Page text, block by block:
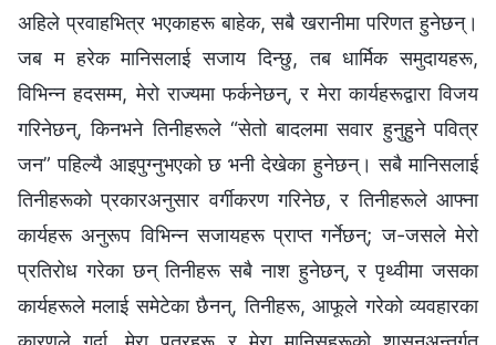
अहिले प्रवाहभित्र भएकाहरू बाहेक, सबै खरानीमा परिणत हुनेछन्।
जब म हरेक मानिसलाई सजाय दिन्छु, तब धार्मिक समुदायहरू,
विभिन्न हदसम्म, मेरो राज्यमा फर्कनेछन्, र मेरा कार्यहरूद्वारा विजय
गरिनेछन्, किनभने तिनीहरूले “सेतो बादलमा सवार हुनुहुने पवित्र
जन” पहिल्यै आइपुग्नुभएको छ भनी देखेका हुनेछन्। सबै मानिसलाई
तिनीहरूको प्रकारअनुसार वर्गीकरण गरिनेछ, र तिनीहरूले आफ्ना
कार्यहरू अनुरूप विभिन्न सजायहरू प्राप्त गर्नेछन्; ज-जसले मेरो
प्रतिरोध गरेका छन् तिनीहरू सबै नाश हुनेछन्, र पृथ्वीमा जसका
कार्यहरूले मलाई समेटेका छैनन्, तिनीहरू, आफूले गरेको व्यवहारका